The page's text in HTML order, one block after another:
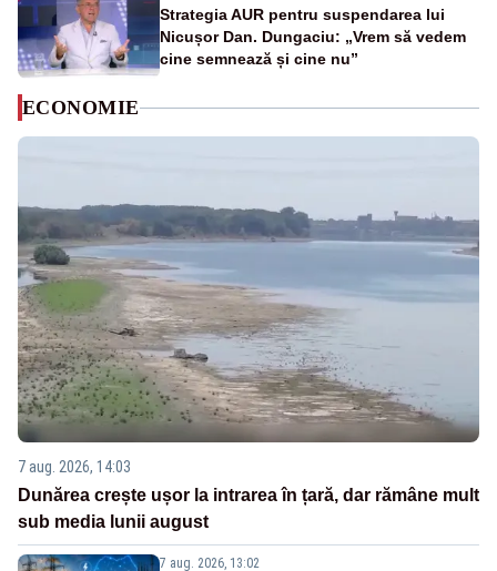
Strategia AUR pentru suspendarea lui
Nicușor Dan. Dungaciu: „Vrem să vedem
cine semnează și cine nu”
ECONOMIE
7 aug. 2026, 14:03
Dunărea crește ușor la intrarea în țară, dar rămâne mult
sub media lunii august
7 aug. 2026, 13:02